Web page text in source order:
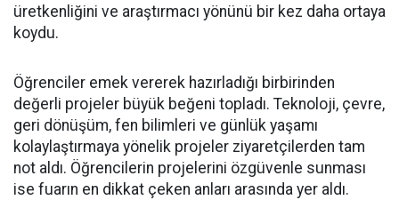
üretkenliğini ve araştırmacı yönünü bir kez daha ortaya
koydu.
Öğrenciler emek vererek hazırladığı birbirinden
değerli projeler büyük beğeni topladı. Teknoloji, çevre,
geri dönüşüm, fen bilimleri ve günlük yaşamı
kolaylaştırmaya yönelik projeler ziyaretçilerden tam
not aldı. Öğrencilerin projelerini özgüvenle sunması
ise fuarın en dikkat çeken anları arasında yer aldı.